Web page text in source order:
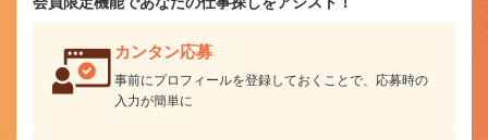
カンタン応募
事前にプロフィールを登録しておくことで、応募時の
入力が簡単に